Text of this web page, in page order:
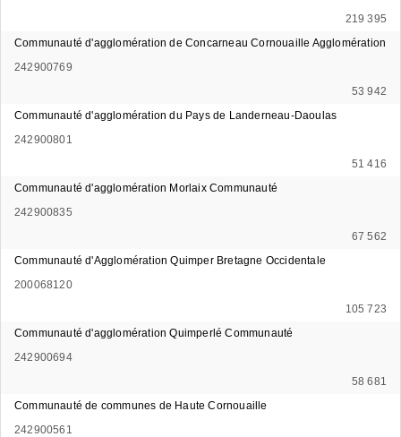
219 395
Communauté d'agglomération de Concarneau Cornouaille Agglomération
242900769
53 942
Communauté d'agglomération du Pays de Landerneau-Daoulas
242900801
51 416
Communauté d'agglomération Morlaix Communauté
242900835
67 562
Communauté d'Agglomération Quimper Bretagne Occidentale
200068120
105 723
Communauté d'agglomération Quimperlé Communauté
242900694
58 681
Communauté de communes de Haute Cornouaille
242900561